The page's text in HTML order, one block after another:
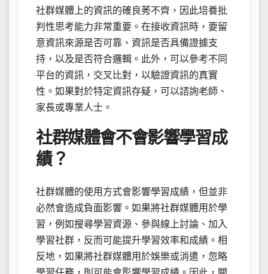
社群媒體上的資訊的確良莠不齊，因此培養批
判性思考能力非常重要。在接收資訊時，要留
意資訊來源是否可靠、資訊是否具備證據支
持，以及是否符合邏輯。此外，可以參考不同
平台的資訊，交叉比對，以驗證資訊的真實
性。如果對於特定資訊存疑，可以諮詢老師、
家長或專業人士。
社群媒體會不會影響學習成
績？
社群媒體的使用方式會影響學習成績，但並非
必然會造成負面影響。如果將社群媒體用於學
習，例如搜尋學習資源、參與線上討論、加入
學習社群，反而可能提升學習效率和成績。相
反地，如果將社群媒體用於娛樂或消遣，忽略